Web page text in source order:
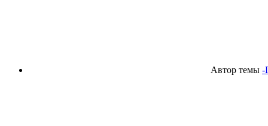
Автор темы -